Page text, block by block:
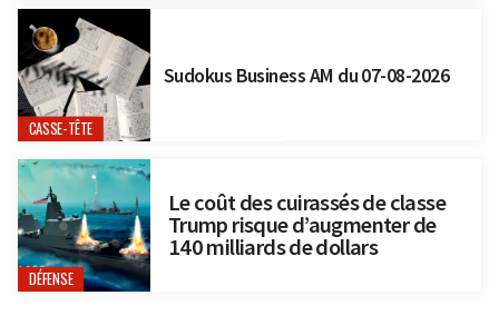
CASSE-TÊTE
Sudokus Business AM du 07-08-2026
DÉFENSE
Le coût des cuirassés de classe
Trump risque d’augmenter de
140 milliards de dollars